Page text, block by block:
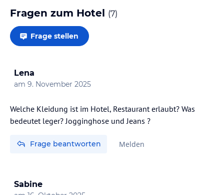
Fragen zum Hotel (7)
Frage stellen
Lena
am 9. November 2025
Welche Kleidung ist im Hotel, Restaurant erlaubt? Was
bedeutet leger? Jogginghose und Jeans ?
Frage beantworten Melden
Sabine